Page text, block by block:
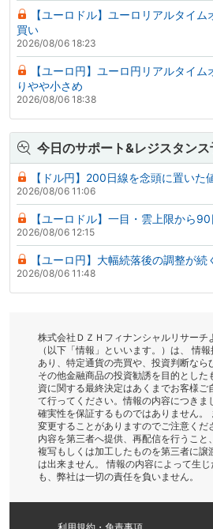
【ユーロドル】ユーロリアルタイ
買い
2026/08/06 18:23
【ユーロ円】ユーロ円リアルタイ
りやや小さめ
2026/08/06 18:38
今日のサポート&レジスタンス
【ドル円】200日線を念頭に置いた
2026/08/06 11:06
【ユーロドル】一目・雲上限から
2026/08/06 12:15
【ユーロ円】大幅続落後の調整が
2026/08/06 11:48
株式会社ＤＺＨフィナンシャルリサーチ
（以下「情報」といいます。）は、 情
あり、特定通貨の売買や、投資判断なら
その他金融商品の投資勧誘を目的とした
資に関する最終決定はあくまでお客様ご
て行ってください。情報の内容につきま
確実性を保証するものではありません。
変更することがありますのでご注意くだ
内容を第三者へ提供、再配信を行うこと
複写もしくは加工したものを第三者に譲
は出来ません。 情報の内容によって生
も、弊社は一切の責任を負いません。